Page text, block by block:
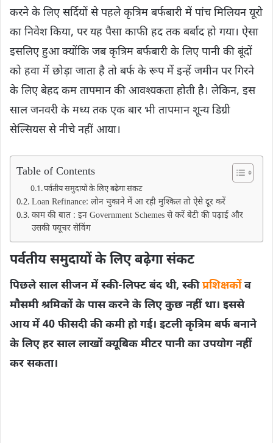
करने के लिए सर्दियों से पहले कृत्रिम बर्फबारी में पांच मिलियन यूरो
का निवेश किया, पर यह पैसा काफी हद तक बर्बाद हो गया। ऐसा
इसलिए हुआ क्योंकि जब कृत्रिम बर्फबारी के लिए पानी की बूंदों
को हवा में छोड़ा जाता है तो बर्फ के रूप में इन्हें जमीन पर गिरने
के लिए बेहद कम तापमान की आवश्यकता होती है। लेकिन, इस
साल जनवरी के मध्य तक एक बार भी तापमान शून्य डिग्री
सेल्सियस से नीचे नहीं आया।
Table of Contents
पर्वतीय समुदायों के लिए बढ़ेगा संकट
Loan Refinance: लोन चुकाने में आ रही मुश्किल तो ऐसे दूर करें
काम की बात : इन Government Schemes से करें बेटी की पढ़ाई और
उसकी फ्यूचर सेविंग
पर्वतीय समुदायों के लिए बढ़ेगा संकट
पिछले साल सीजन में स्की-लिफ्ट बंद थी, स्कीप्रशिक्षकोंव
मौसमी श्रमिकों के पास करने के लिए कुछ नहीं था। इससे
आय में 40 फीसदी की कमी हो गई। इटली कृत्रिम बर्फ बनाने
के लिए हर साल लाखों क्यूबिक मीटर पानी का उपयोग नहीं
कर सकता।